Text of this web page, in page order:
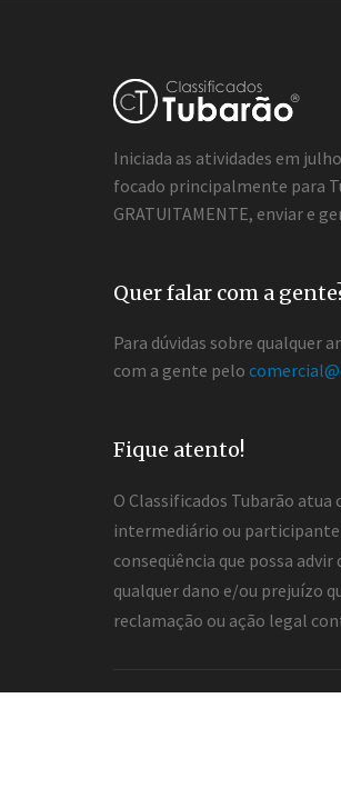
Iniciada as atividades em
focado principalmente para
GRATUITAMENTE, enviar e
Quer falar com a
Para dúvidas sobre qualquer
com a gente pelo
Fique atento!
O Classificados Tubarão
intermediário ou participante
conseqüência que possa
qualquer dano e/ou prejuízo
reclamação ou ação legal